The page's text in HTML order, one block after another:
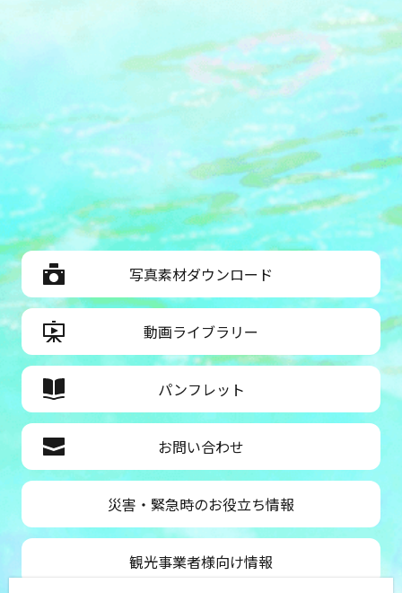
写真素材ダウンロード
動画ライブラリー
パンフレット
お問い合わせ
災害・緊急時のお役立ち情報
観光事業者様向け情報